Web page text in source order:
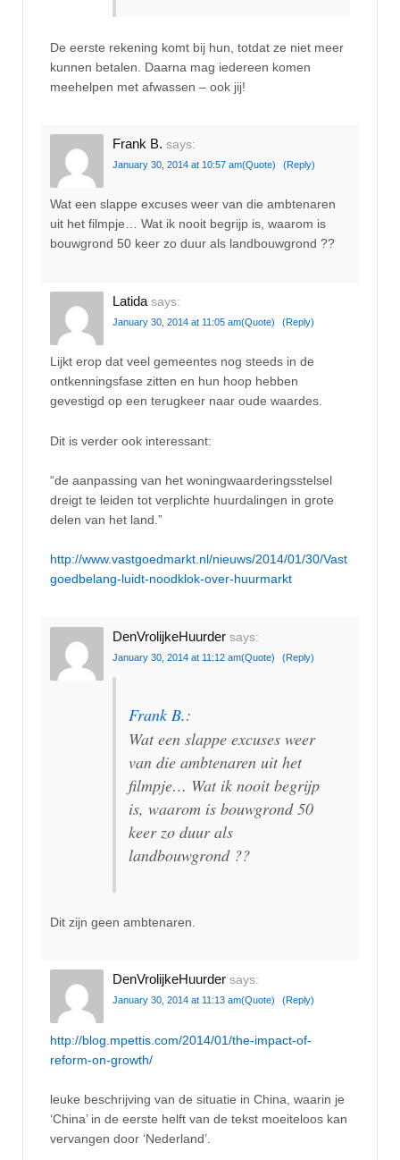
De eerste rekening komt bij hun, totdat ze niet meer
kunnen betalen. Daarna mag iedereen komen
meehelpen met afwassen – ook jij!
Frank B. says:
January 30, 2014 at 10:57 am(Quote) (Reply)
Wat een slappe excuses weer van die ambtenaren
uit het filmpje… Wat ik nooit begrijp is, waarom is
bouwgrond 50 keer zo duur als landbouwgrond ??
Latida says:
January 30, 2014 at 11:05 am(Quote) (Reply)
Lijkt erop dat veel gemeentes nog steeds in de
ontkenningsfase zitten en hun hoop hebben
gevestigd op een terugkeer naar oude waardes.
Dit is verder ook interessant:
“de aanpassing van het woningwaarderingsstelsel
dreigt te leiden tot verplichte huurdalingen in grote
delen van het land.”
http://www.vastgoedmarkt.nl/nieuws/2014/01/30/Vast
goedbelang-luidt-noodklok-over-huurmarkt
DenVrolijkeHuurder says:
January 30, 2014 at 11:12 am(Quote) (Reply)
Frank B.:
Wat een slappe excuses weer
van die ambtenaren uit het
filmpje… Wat ik nooit begrijp
is, waarom is bouwgrond 50
keer zo duur als
landbouwgrond ??
Dit zijn geen ambtenaren.
DenVrolijkeHuurder says:
January 30, 2014 at 11:13 am(Quote) (Reply)
http://blog.mpettis.com/2014/01/the-impact-of-
reform-on-growth/
leuke beschrijving van de situatie in China, waarin je
‘China’ in de eerste helft van de tekst moeiteloos kan
vervangen door ‘Nederland’.